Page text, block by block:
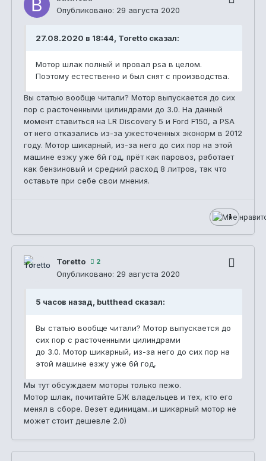
Опубликовано: 29 августа 2020
27.08.2020 в 18:44, Toretto сказал:
Мотор шлак полный и провал psa в целом.
Поэтому естественно и был снят с производства.
Вы статью вообще читали? Мотор выпускается до сих
пор с расточенными цилиндрами до 3.0. На данный
момент ставиться на LR Discovery 5 и Ford F150, а PSA
от него отказались из-за ужесточенных эконорм в 2012
году. Мотор шикарный, из-за него до сих пор на этой
машине езжу уже 6й год, прёт как паровоз, работает
как бензиновый и средний расход 8 литров, так что
оставьте при себе свои мнения.
1
Toretto 2
Опубликовано: 29 августа 2020
5 часов назад, butthead сказал:
Вы статью вообще читали? Мотор выпускается до
сих пор с расточенными цилиндрами
до 3.0. Мотор шикарный, из-за него до сих пор на
этой машине езжу уже 6й год,
Мы тут обсуждаем моторы только пежо.
Мотор шлак, почитайте БЖ владельцев и тех, кто его
менял в сборе. Везет единицам...и шикарный мотор не
может стоит дешевле 2.0)